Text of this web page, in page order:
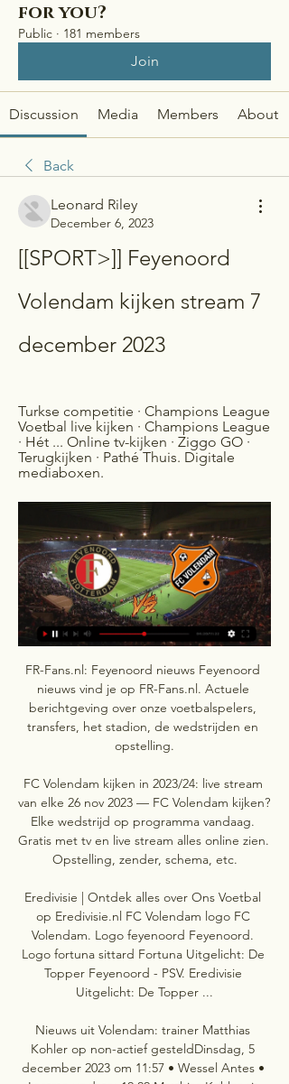
for you?
Public · 181 members
Join
Discussion Media Members About
Back
Leonard Riley
December 6, 2023
[[SPORT>]] Feyenoord
Volendam kijken stream 7
december 2023
Turkse competitie · Champions League
Voetbal live kijken · Champions League
· Hét ... Online tv-kijken · Ziggo GO ·
Terugkijken · Pathé Thuis. Digitale
mediaboxen.
FR-Fans.nl: Feyenoord nieuws Feyenoord
nieuws vind je op FR-Fans.nl. Actuele
berichtgeving over onze voetbalspelers,
transfers, het stadion, de wedstrijden en
opstelling.
FC Volendam kijken in 2023/24: live stream
van elke 26 nov 2023 — FC Volendam kijken?
Elke wedstrijd op programma vandaag.
Gratis met tv en live stream alles online zien.
Opstelling, zender, schema, etc.
Eredivisie | Ontdek alles over Ons Voetbal
op Eredivisie.nl FC Volendam logo FC
Volendam. Logo feyenoord Feyenoord.
Logo fortuna sittard Fortuna Uitgelicht: De
Topper Feyenoord - PSV. Eredivisie
Uitgelicht: De Topper ...
Nieuws uit Volendam: trainer Matthias
Kohler op non-actief gesteldDinsdag, 5
december 2023 om 11:57 • Wessel Antes •